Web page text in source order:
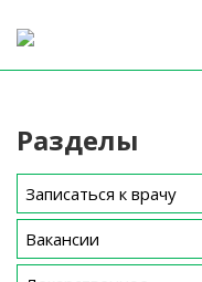
content
Разделы
Записаться к врачу
Вакансии